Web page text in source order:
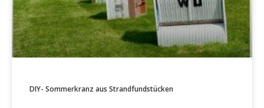
DIY- Sommerkranz aus Strandfundstücken